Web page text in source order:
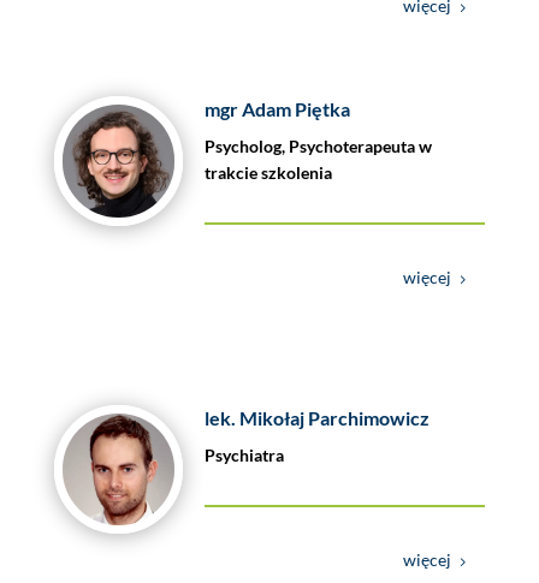
więcej
mgr Adam Piętka
Psycholog, Psychoterapeuta w
trakcie szkolenia
więcej
lek. Mikołaj Parchimowicz
Psychiatra
więcej